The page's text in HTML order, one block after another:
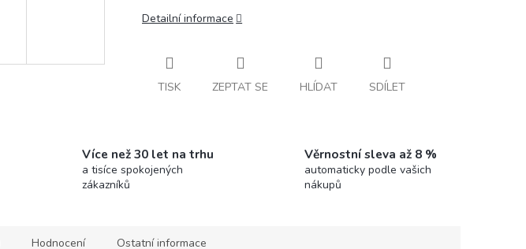
Detailní informace
TISK ZEPTAT SE HLÍDAT SDÍLET
Více než 30 let na trhu
a tisíce spokojených
zákazníků
Věrnostní sleva až 8 %
automaticky podle vašich
nákupů
Hodnocení Ostatní informace